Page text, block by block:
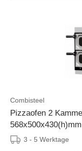
Combisteel
Pizzaofen 2
568x500x430(h)mm
3 - 5 Werktage